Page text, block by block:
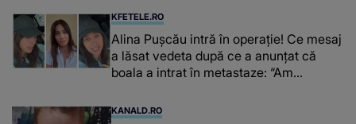
KFETELE.RO
Alina Pușcău intră în operație! Ce mesaj
a lăsat vedeta după ce a anunțat că
boala a intrat în metastaze: “Am
KANALD.RO